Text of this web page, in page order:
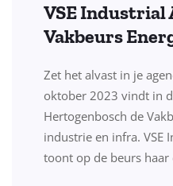
VSE Industrial
Vakbeurs
Zet het alvast in je
oktober 2023 vindt in
Hertogenbosch de
industrie en infra. VSE
toont op de beurs